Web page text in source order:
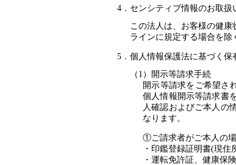
センシティブ情報のお取扱
この法人は、お客様の健
ラインに規定する場合を除
個人情報保護法に基づく保
開示等請求手続
開示等請求をご希望さ
個人情報開示等請求書
人確認およびご本人の
なります。
①ご請求者がご本人の
印鑑登録証明書(現住
運転免許証、健康保